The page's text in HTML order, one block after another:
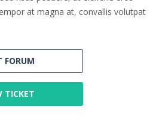
at magna at, convallis volutpat
FORUM
TICKET